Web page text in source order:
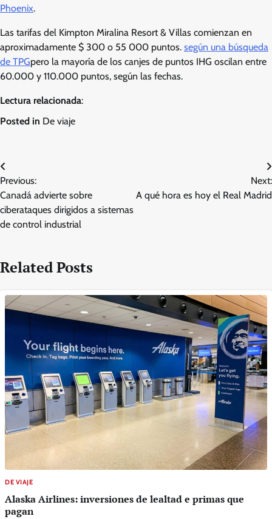
Phoenix.
Las tarifas del Kimpton Miralina Resort & Villas comienzan en
aproximadamente $ 300 o 55 000 puntos. según una búsqueda
de TPGpero la mayoría de los canjes de puntos IHG oscilan entre
60.000 y 110.000 puntos, según las fechas.
Lectura relacionada:
Posted in De viaje
Post
navigation
Previous:
Canadá advierte sobre
ciberataques dirigidos a sistemas
de control industrial
Next:
A qué hora es hoy el Real Madrid
Related Posts
DE VIAJE
Alaska Airlines: inversiones de lealtad e primas que
pagan